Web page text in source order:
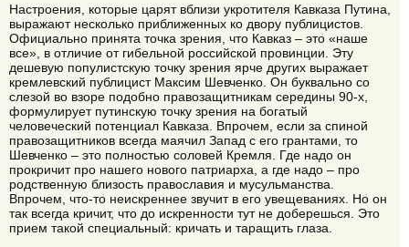
Настроения, которые царят вблизи укротителя Кавказа Путина,
выражают несколько приближенных ко двору публицистов.
Официально принята точка зрения, что Кавказ – это «наше
все», в отличие от гибельной российской провинции. Эту
дешевую популистскую точку зрения ярче других выражает
кремлевский публицист Максим Шевченко. Он буквально со
слезой во взоре подобно правозащитникам середины 90-х,
формулирует путинскую точку зрения на богатый
человеческий потенциал Кавказа. Впрочем, если за спиной
правозащитников всегда маячил Запад с его грантами, то
Шевченко – это полностью соловей Кремля. Где надо он
прокричит про нашего нового патриарха, а где надо – про
родственную близость православия и мусульманства.
Впрочем, что-то неискреннее звучит в его увещеваниях. Но он
так всегда кричит, что до искренности тут не доберешься. Это
прием такой специальный: кричать и таращить глаза.